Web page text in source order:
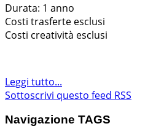
Durata: 1 anno
Costi trasferte esclusi
Costi creatività esclusi
Leggi tutto...
Sottoscrivi questo feed RSS
Navigazione TAGS